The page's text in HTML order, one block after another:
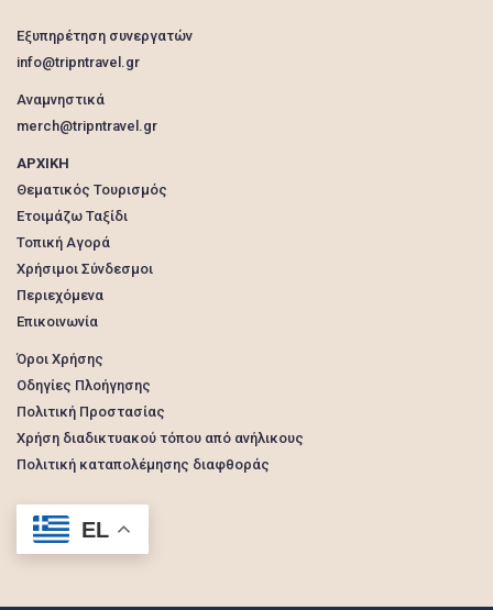
Εξυπηρέτηση συνεργατών
info@tripntravel.gr
Αναμνηστικά
merch@tripntravel.gr
ΑΡΧΙΚΗ
Θεματικός Τουρισμός
Ετοιμάζω Ταξίδι
Τοπική Αγορά
Χρήσιμοι Σύνδεσμοι
Περιεχόμενα
Επικοινωνία
Όροι Χρήσης
Οδηγίες Πλοήγησης
Πολιτική Προστασίας
Χρήση διαδικτυακού τόπου από ανήλικους
Πολιτική καταπολέμησης διαφθοράς
EL